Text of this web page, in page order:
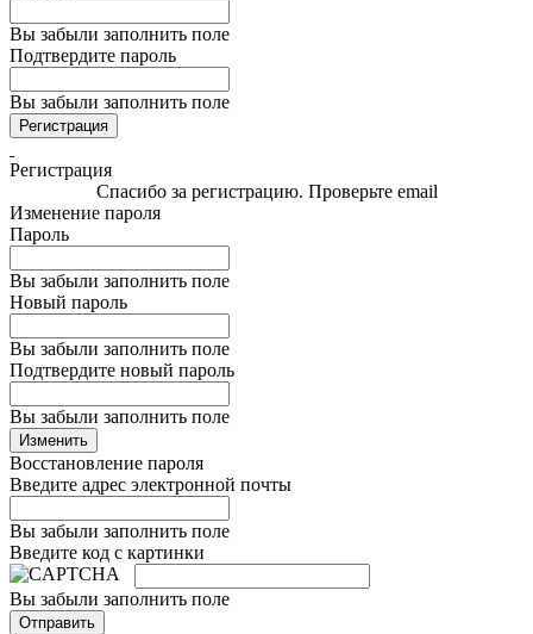
Вы забыли заполнить поле
Подтвердите пароль
Вы забыли заполнить поле
Регистрация
Регистрация
Спасибо за регистрацию. Проверьте email
Изменение пароля
Пароль
Вы забыли заполнить поле
Новый пароль
Вы забыли заполнить поле
Подтвердите новый пароль
Вы забыли заполнить поле
Изменить
Восстановление пароля
Введите адрес электронной почты
Вы забыли заполнить поле
Введите код с картинки
Вы забыли заполнить поле
Отправить